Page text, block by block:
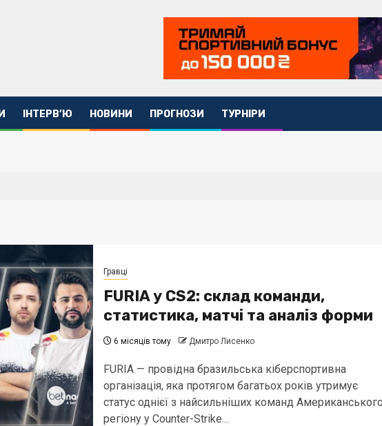
ІНТЕРВ’Ю НОВИНИ ПРОГНОЗИ ТУРНІРИ
Гравці
FURIA у CS2: склад команди,
статистика, матчі та аналіз форми
6 місяців тому Дмитро Лисенко
FURIA — провідна бразильська кіберспортивна
організація, яка протягом багатьох років утримує
статус однієї з найсильніших команд
регіону у Counter-Strike...